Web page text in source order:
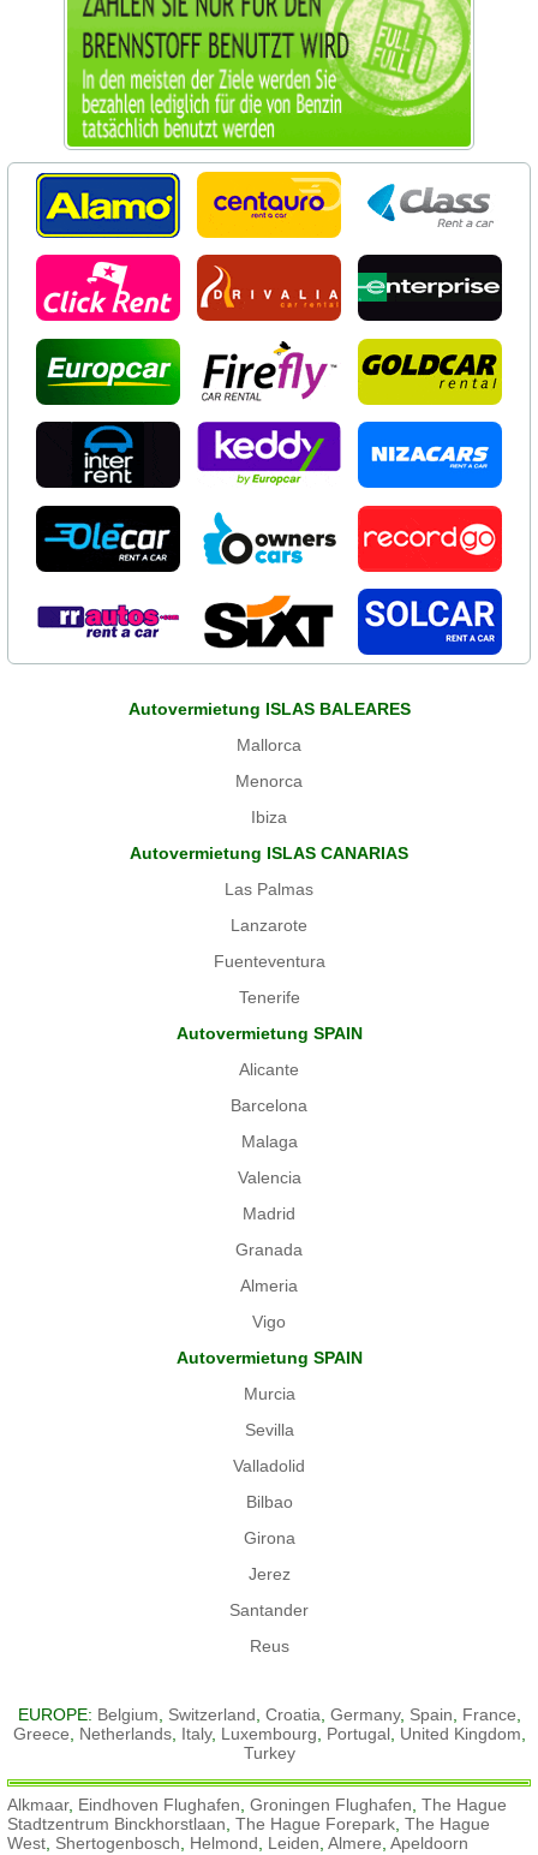
Autovermietung ISLAS BALEARES
Mallorca
Menorca
Ibiza
Autovermietung ISLAS CANARIAS
Las Palmas
Lanzarote
Fuenteventura
Tenerife
Autovermietung SPAIN
Alicante
Barcelona
Malaga
Valencia
Madrid
Granada
Almeria
Vigo
Autovermietung SPAIN
Murcia
Sevilla
Valladolid
Bilbao
Girona
Jerez
Santander
Reus
EUROPE: Belgium, Switzerland, Croatia, Germany, Spain, France,
Greece, Netherlands, Italy, Luxembourg, Portugal, United Kingdom,
Turkey
Alkmaar, Eindhoven Flughafen, Groningen Flughafen, The Hague
Stadtzentrum Binckhorstlaan, The Hague Forepark, The Hague
West, Shertogenbosch, Helmond, Leiden, Almere, Apeldoorn